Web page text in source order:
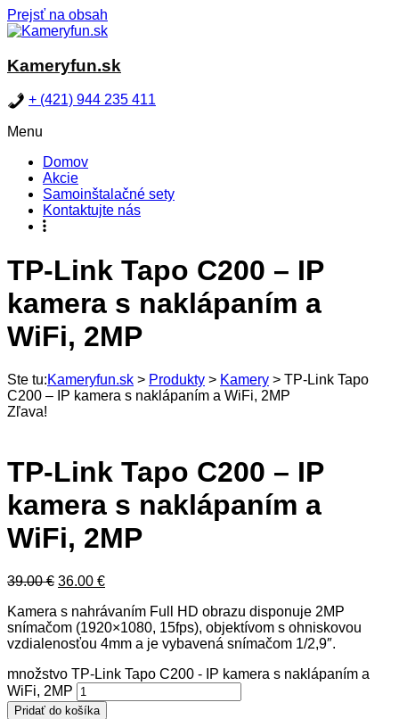
Prejsť na obsah
Kameryfun.sk
+ (421) 944 235 411
Menu
Domov
Akcie
Samoinštalačné sety
Kontaktujte nás
TP-Link Tapo C200 – IP
kamera s naklápaním a
WiFi, 2MP
Ste tu:Kameryfun.sk > Produkty > Kamery > TP-Link Tapo
C200 – IP kamera s naklápaním a WiFi, 2MP
Zľava!
TP-Link Tapo C200 – IP
kamera s naklápaním a
WiFi, 2MP
39.00€ 36.00 €
Kamera s nahrávaním Full HD obrazu disponuje 2MP
snímačom (1920×1080, 15fps), objektívom s ohniskovou
vzdialenosťou 4mm a je vybavená snímačom 1/2,9″.
množstvo TP-Link Tapo C200 - IP kamera s naklápaním a
WiFi, 2MP
Pridať do košíka